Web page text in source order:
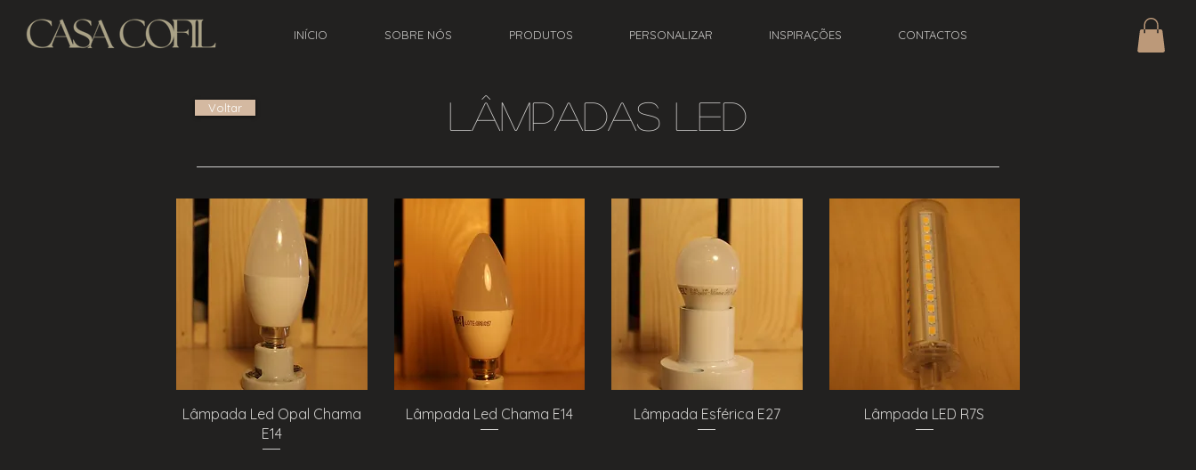
INÍCIO SOBRE NÓS PRODUTOS PERSONALIZAR INSPIRAÇÕES CONTACTOS
Voltar LÂMPADAS LED
Visualização rápida
Lâmpada Led Opal Chama
E14
Visualização rápida
Lâmpada Led Chama E14 Visualização rápida
Lâmpada Esférica E27 Visualização rápida
Lâmpada LED R7S